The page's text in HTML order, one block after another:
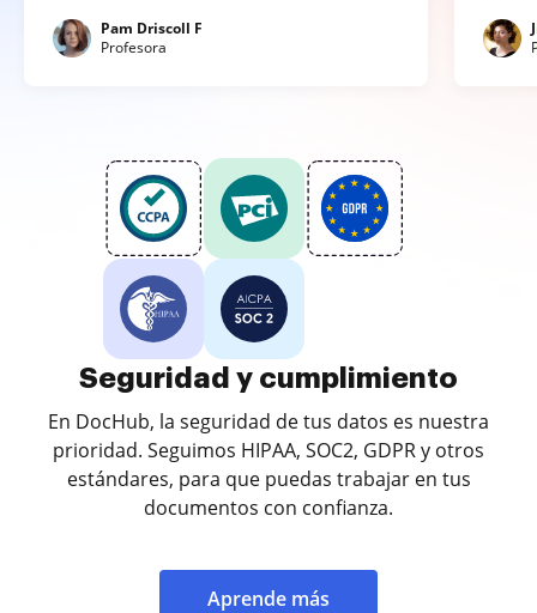
Pam Driscoll F
Profesora
Seguridad y cumplimiento
En DocHub, la seguridad de tus datos es nuestra
prioridad. Seguimos HIPAA, SOC2, GDPR y otros
estándares, para que puedas trabajar en tus
documentos con confianza.
Aprende más